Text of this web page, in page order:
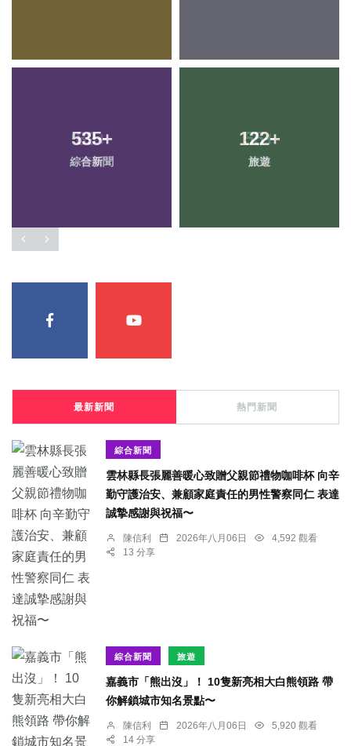
535+
綜合新聞
122+
旅遊
最新新聞 熱門新聞
綜合新聞
雲林縣長張麗善暖心致贈父親節禮物咖啡杯 向辛
勤守護治安、兼顧家庭責任的男性警察同仁 表達
誠摯感謝與祝福〜
陳信利 2026年八月06日
4,592 觀看
13 分享
綜合新聞 旅遊
嘉義市「熊出沒」！ 10隻新亮相大白熊領路 帶
你解鎖城市知名景點〜
陳信利 2026年八月06日
5,920 觀看
14 分享